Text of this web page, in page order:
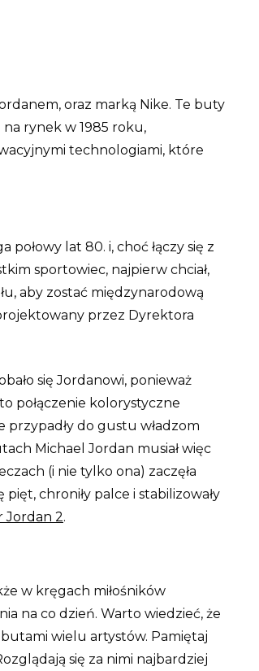
oraz marką Nike. Te buty
rynek w 1985 roku,
technologiami, które
lat 80. i, choć łączy się z
sportowiec, najpierw chciał,
aby zostać międzynarodową
przez Dyrektora
się Jordanowi, ponieważ
połączenie kolorystyczne
przypadły do gustu władzom
Michael Jordan musiał więc
(i nie tylko ona) zaczęła
chroniły palce i stabilizowały
Jordan 2.
w kręgach miłośników
na co dzień. Warto wiedzieć, że
wielu artystów. Pamiętaj
się za nimi najbardziej